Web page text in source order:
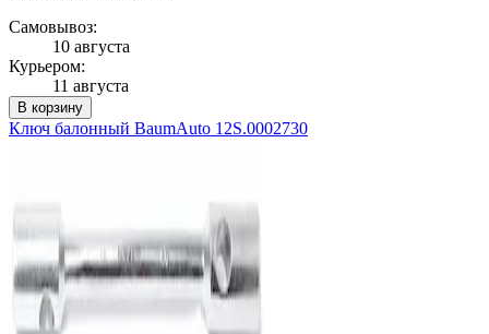
Самовывоз:
10 августа
Курьером:
11 августа
В корзину
Ключ балонный BaumAuto 12S.0002730